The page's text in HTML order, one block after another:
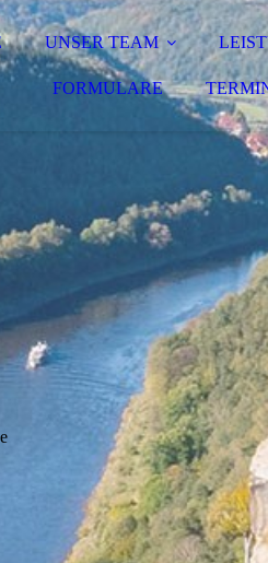
UNSER TEAM
FORMULARE